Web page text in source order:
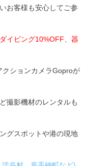
お客様も安心してご参
イビング10%OFF、器
クションカメラGoproが
撮影機材のレンタルも
グスポットや港の現地